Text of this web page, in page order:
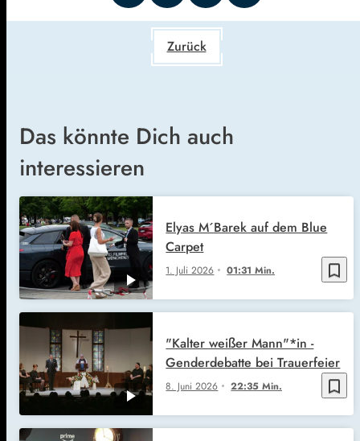
Zurück
Das könnte Dich auch
interessieren
bookmark_border
1. Juli 2026 01:31 Min.
Elyas M´Barek auf dem Blue
Carpet
bookmark_border
8. Juni 2026 22:35 Min.
"Kalter weißer Mann"*in -
Genderdebatte bei Trauerfeier